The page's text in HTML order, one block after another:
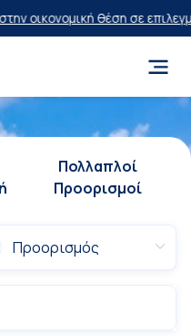
θέση σε επιλεγμένα
Πολλαπλοί
Προορισμοί